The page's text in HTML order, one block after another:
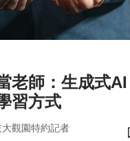
老師：生成式AI
習方式
大觀園特約記者